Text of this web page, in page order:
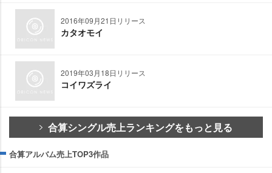
2016年09月21日リリース
カタオモイ
2019年03月18日リリース
コイワズライ
合算シングル売上ランキングをもっと見る
合算アルバム売上TOP3作品